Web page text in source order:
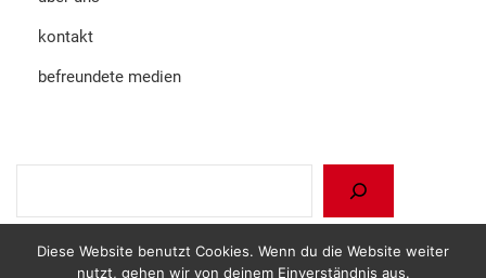
kontakt
befreundete medien
Diese Website benutzt Cookies. Wenn du die Website weiter
nutzt, gehen wir von deinem Einverständnis aus.